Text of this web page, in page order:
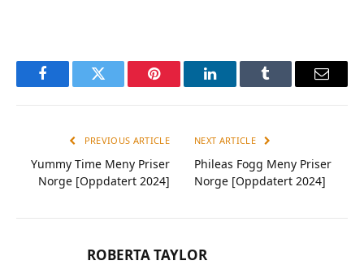
FacebookTwitter Pinterest LinkedInTumblr Email
PREVIOUS ARTICLE
Yummy Time Meny Priser
Norge [Oppdatert 2024]
NEXT ARTICLE
Phileas Fogg Meny Priser
Norge [Oppdatert 2024]
ROBERTA TAYLOR